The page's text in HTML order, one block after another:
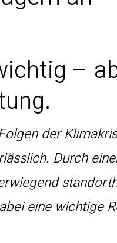
–
der
Durch
eine wichtige